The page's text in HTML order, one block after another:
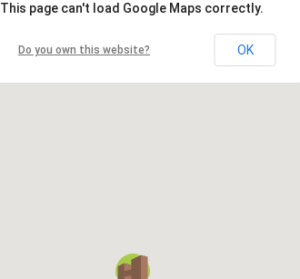
This page can't load Google Maps correctly.
Do you own this website? OK